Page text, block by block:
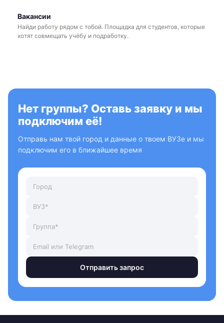
Вакансии
Найди работу рядом с тобой. Площадка для студентов, которые
хотят совмещать учёбу и подработку.
Нет группы? Оставь заявку и мы
подключим её!
Отправь нам твой город и данные о твоем ВУЗе и мы
подключим его в ближайшее время
Отправить запрос